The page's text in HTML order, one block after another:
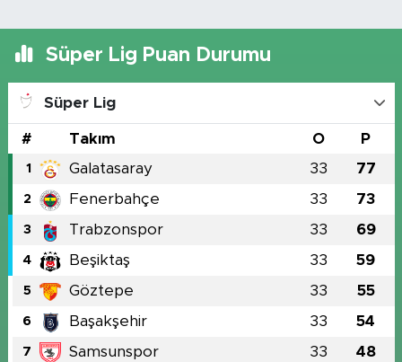
Süper Lig Puan Durumu
Süper Lig
# Takım O P
1 Galatasaray 33 77
2 Fenerbahçe 33 73
3 Trabzonspor 33 69
4 Beşiktaş 33 59
5 Göztepe 33 55
6 Başakşehir 33 54
7 Samsunspor 33 48